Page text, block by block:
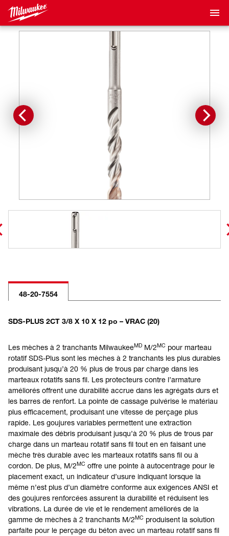
48-20-7554
SDS-PLUS 2CT 3/8 X 10 X 12 po – VRAC (20)
Les mèches à 2 tranchants MilwaukeeMD M/2MC pour marteau
rotatif SDS-Plus sont les mèches à 2 tranchants les plus durables
produisant jusqu’à 20 % plus de trous par charge dans les
marteaux rotatifs sans fil. Les protecteurs contre l’armature
améliorés offrent une durabilité accrue dans les agrégats durs et
les barres de renfort. La pointe de cassage pulvérise le matériau
plus efficacement, produisant une vitesse de perçage plus
rapide. Les goujures variables permettent une extraction
maximale des débris produisant jusqu’à 20 % plus de trous par
charge dans un marteau rotatif sans fil tout en en faisant une
mèche très durable avec les marteaux rotatifs sans fil ou à
cordon. De plus, M/2MC offre une pointe à autocentrage pour le
placement exact, un indicateur d’usure indiquant lorsque la
même n’est plus d’un diamètre conforme aux exigences ANSI et
des goujures renforcées assurent la durabilité et réduisent les
vibrations. La durée de vie et le rendement améliorés de la
gamme de mèches à 2 tranchants M/2MC produisent la solution
parfaite pour le perçage du béton avec un marteau rotatif sans fil